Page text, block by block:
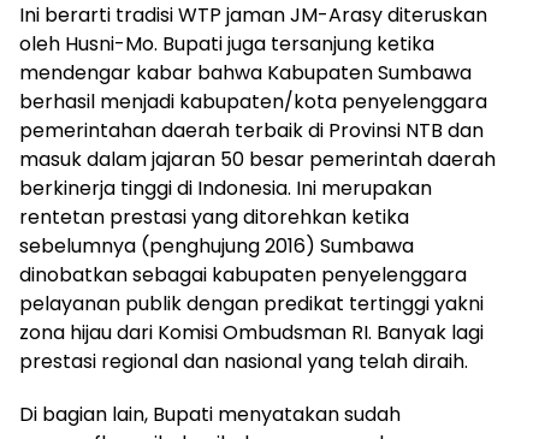
Ini berarti tradisi WTP jaman JM-Arasy diteruskan
oleh Husni-Mo. Bupati juga tersanjung ketika
mendengar kabar bahwa Kabupaten Sumbawa
berhasil menjadi kabupaten/kota penyelenggara
pemerintahan daerah terbaik di Provinsi NTB dan
masuk dalam jajaran 50 besar pemerintah daerah
berkinerja tinggi di Indonesia. Ini merupakan
rentetan prestasi yang ditorehkan ketika
sebelumnya (penghujung 2016) Sumbawa
dinobatkan sebagai kabupaten penyelenggara
pelayanan publik dengan predikat tertinggi yakni
zona hijau dari Komisi Ombudsman RI. Banyak lagi
prestasi regional dan nasional yang telah diraih.
Di bagian lain, Bupati menyatakan sudah